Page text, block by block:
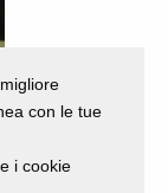
con le tue
i cookie